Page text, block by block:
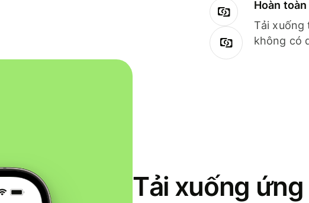
Hoàn
Tải xuống
không có
Tải xuống